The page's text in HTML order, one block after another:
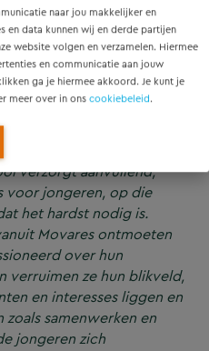
naar jou makkelijker en
en data kunnen wij en derde partijen
website volgen en verzamelen. Hiermee
en communicatie aan jouw
ga je hiermee akkoord. Je kunt je
meer over in ons cookiebeleid.
met een korte
‘Wat doet het niet
Er werd geantwoord:
meer spelen juf!’ Daarna is
in het kader van
verzorgt aanvullend,
jongeren, op die
het hardst nodig is.
Movares ontmoeten
over hun
verruimen ze hun blikveld,
en interesses liggen en
samenwerken en
jongeren zich